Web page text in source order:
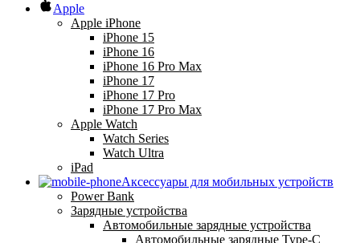
Apple
Apple iPhone
iPhone 15
iPhone 16
iPhone 16 Pro Max
iPhone 17
iPhone 17 Pro
iPhone 17 Pro Max
Apple Watch
Watch Series
Watch Ultra
iPad
Аксессуары для мобильных устройств
Power Bank
Зарядные устройства
Автомобильные зарядные устройства
Автомобильные зарядные Type-C